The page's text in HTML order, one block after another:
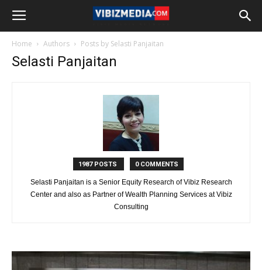
Home Authors Posts by Selasti Panjaitan
Selasti Panjaitan
1987 POSTS 0 COMMENTS
Selasti Panjaitan is a Senior Equity Research of Vibiz Research
Center and also as Partner of Wealth Planning Services at Vibiz
Consulting